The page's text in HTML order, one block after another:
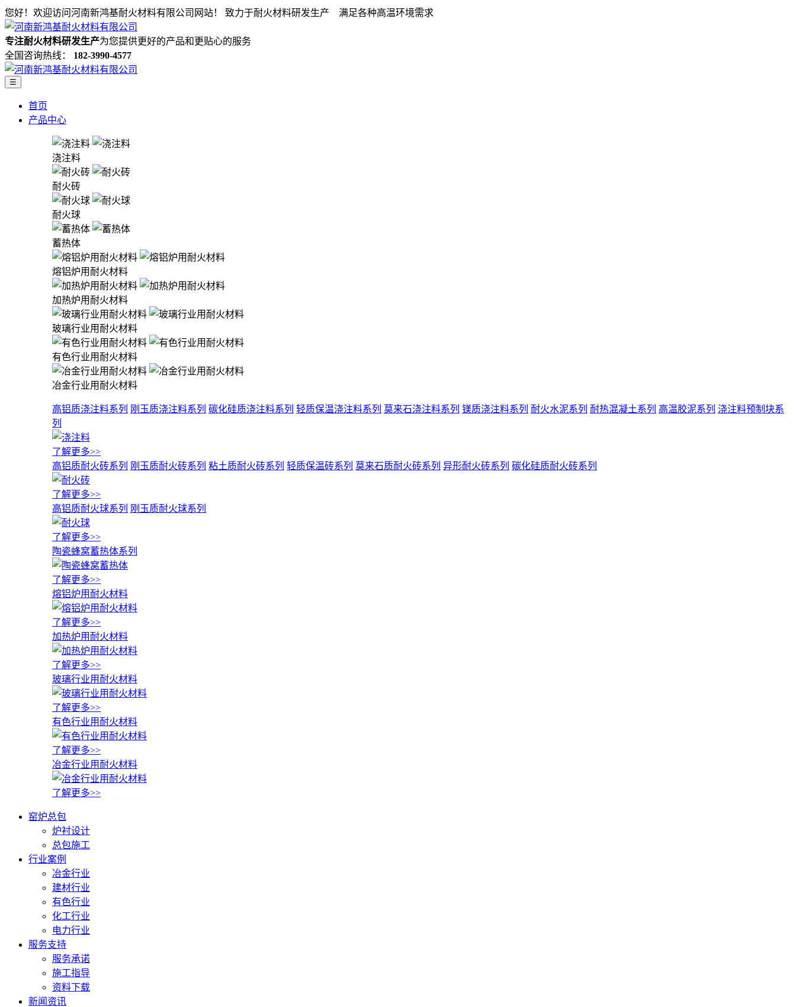
您好！欢迎访问河南新鸿基耐火材料有限公司网站！ 致力于耐火材料研发生产 满足各种高温环境需求
专注耐火材料研发生产为您提供更好的产品和更贴心的服务
全国咨询热线：
182-3990-4577
☰
首页
产品中心
浇注料
耐火砖
耐火球
蓄热体
熔铝炉用耐火材料
加热炉用耐火材料
玻璃行业用耐火材料
有色行业用耐火材料
冶金行业用耐火材料
高铝质浇注料系列 刚玉质浇注料系列 碳化硅质浇注料系列 轻质保温浇注料系列 莫来石浇注料系列 镁质浇注料系列 耐火水泥系列 耐热混凝土系列 高温胶泥系列 浇注料预制块系
列
了解更多>>
高铝质耐火砖系列 刚玉质耐火砖系列 粘土质耐火砖系列 轻质保温砖系列 莫来石质耐火砖系列 异形耐火砖系列 碳化硅质耐火砖系列
了解更多>>
高铝质耐火球系列 刚玉质耐火球系列
了解更多>>
陶瓷蜂窝蓄热体系列
了解更多>>
熔铝炉用耐火材料
了解更多>>
加热炉用耐火材料
了解更多>>
玻璃行业用耐火材料
了解更多>>
有色行业用耐火材料
了解更多>>
冶金行业用耐火材料
了解更多>>
窑炉总包
炉衬设计
总包施工
行业案例
冶金行业
建材行业
有色行业
化工行业
电力行业
服务支持
服务承诺
施工指导
资料下载
新闻资讯